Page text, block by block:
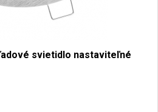
svietidlo nastaviteľné